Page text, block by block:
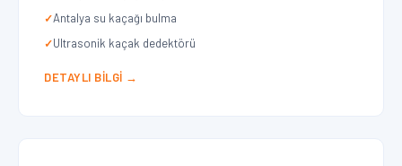
Antalya su kaçağı bulma
Ultrasonik kaçak dedektörü
DETAYLI BILGI →